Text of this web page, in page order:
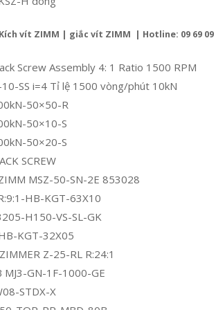
vít ZIMM | giắc vít ZIMM | Hotline: 09 69 09
Screw Assembly 4: 1 Ratio 1500 RPM
SS i=4 Tỉ lệ 1500 vòng/phút 10kN
50×50-R
50×10-S
50×20-S
SCREW
MSZ-50-SN-2E 853028
HB-KGT-63X10
H150-VS-SL-GK
KGT-32X05
Z-25-RL R:24:1
MJ3-GN-1F-1000-GE
STDX-X